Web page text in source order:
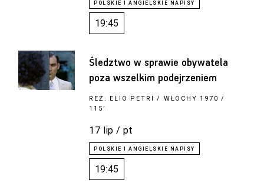
19:45
Śledztwo w sprawie obywatela
poza wszelkim podejrzeniem
REŻ. ELIO PETRI / WŁOCHY 1970 /
115’
17 lip / pt
19:45